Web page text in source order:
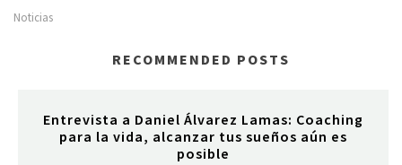
Noticias
RECOMMENDED POSTS
Entrevista a Daniel Álvarez Lamas: Coaching
para la vida, alcanzar tus sueños aún es
posible